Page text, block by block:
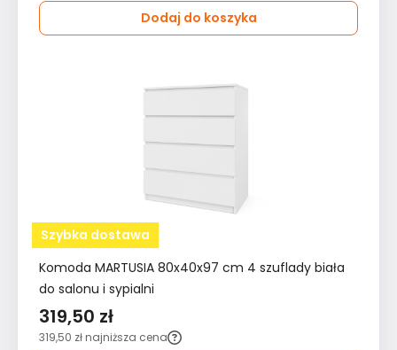
Dodaj do koszyka
Szybka dostawa
Komoda MARTUSIA 80x40x97 cm 4 szuflady biała
do salonu i sypialni
319,50 zł
319,50 zł najniższa cena